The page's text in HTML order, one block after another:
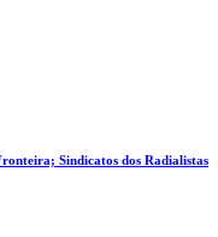
Sindicatos dos Radialistas